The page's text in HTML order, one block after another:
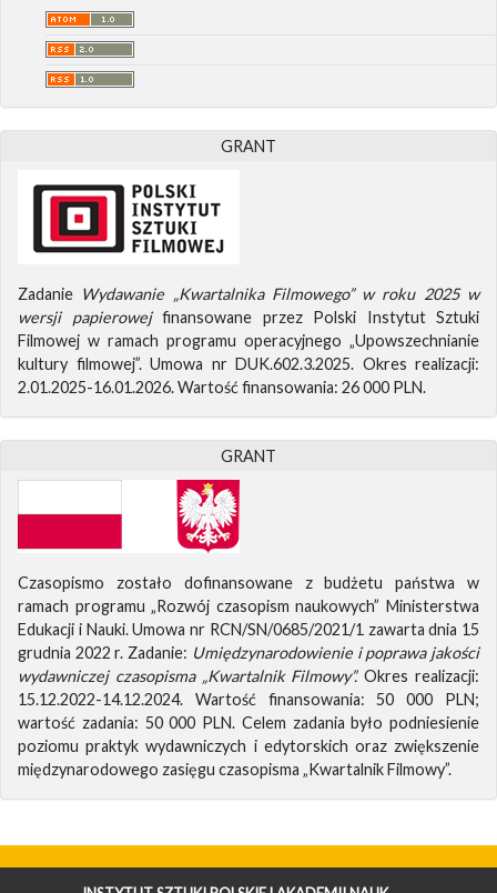
GRANT
Zadanie Wydawanie „Kwartalnika Filmowego” w roku 2025 w
wersji papierowejfinansowane przez Polski Instytut Sztuki
Filmowej w ramach programu operacyjnego „Upowszechnianie
kultury filmowej”. Umowa nr DUK.602.3.2025. Okres realizacji:
2.01.2025-16.01.2026. Wartość finansowania: 26 000 PLN.
GRANT
Czasopismo zostało dofinansowane z budżetu państwa w
ramach programu „Rozwój czasopism naukowych” Ministerstwa
Edukacji i Nauki. Umowa nr RCN/SN/0685/2021/1 zawarta dnia 15
grudnia 2022 r. Zadanie: Umiędzynarodowienie i poprawa jakości
wydawniczej czasopisma „Kwartalnik Filmowy”.Okres realizacji:
15.12.2022-14.12.2024. Wartość finansowania: 50 000 PLN;
wartość zadania: 50 000 PLN. Celem zadania było podniesienie
poziomu praktyk wydawniczych i edytorskich oraz zwiększenie
międzynarodowego zasięgu czasopisma „Kwartalnik Filmowy”.